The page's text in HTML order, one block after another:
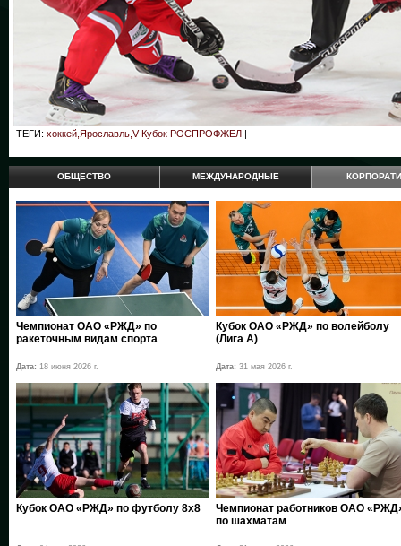
ТЕГИ: хоккей,Ярославль,V Кубок РОСПРОФЖЕЛ |
ОБЩЕСТВО МЕЖДУНАРОДНЫЕ
Чемпионат ОАО «РЖД» по
ракеточным видам спорта
Дата: 18 июня 2026 г.
Кубок ОАО «РЖД» по волейболу
(Лига А)
Дата: 31 мая 2026 г.
Кубок ОАО «РЖД» по футболу 8х8
Чемпионат работников ОАО
по шахматам